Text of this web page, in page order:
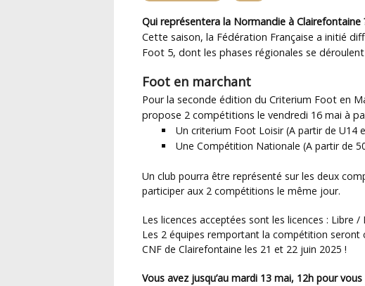
Qui représentera la Normandie à Clairefontaine
Cette saison, la Fédération Française a initié
Foot 5, dont les phases régionales se
Foot en marchant
Pour la seconde édition du Criterium Foot en
propose 2 compétitions le vendredi 16 mai à
Un criterium Foot Loisir (A partir de U14
Une Compétition Nationale (A partir de
Un club pourra être représenté sur les deux compétitions mais une personne ne pourra pas
participer aux 2 compétitions le même jour.
Les licences acceptées sont les licences : Libre
Les 2 équipes remportant la compétition
CNF de Clairefontaine les 21 et 22 juin 2025 !
Vous avez jusqu’au mardi 13 mai, 12h pour